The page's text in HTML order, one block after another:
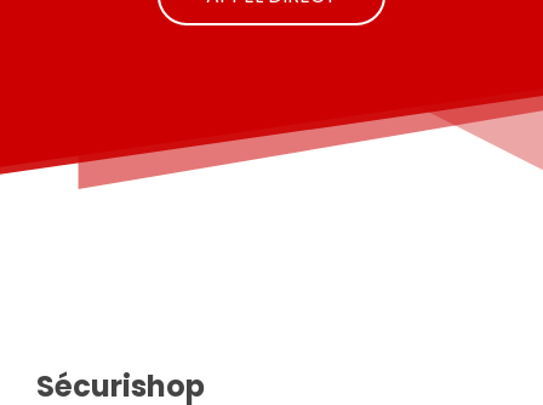
Sécurishop